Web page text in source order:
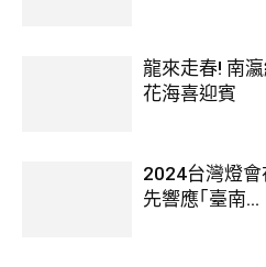
龍來走春! 南
花海喜迎賓
2024台灣燈
先響應｢臺南...